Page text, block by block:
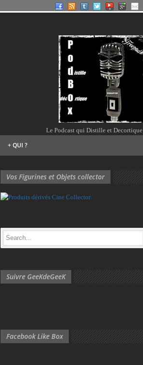
Le Podcast qui Distille et
QUI ?
+
Vos Figurines et Objets collector
Suivre GeeKdeGeeK
Facebook Like Box